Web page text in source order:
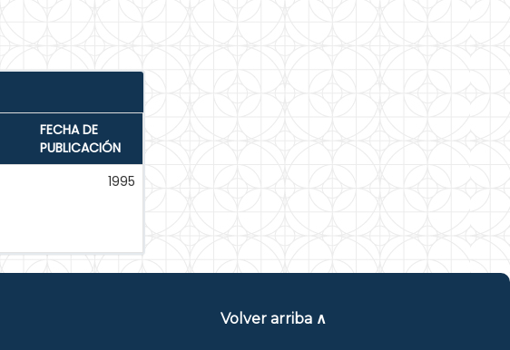
FECHA DE
PUBLICACIÓN
1995
Volver arriba ∧